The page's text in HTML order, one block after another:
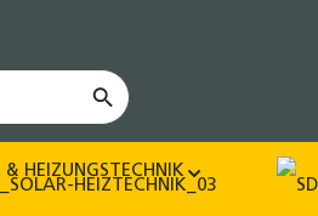
& HEIZUNGSTECHNIK